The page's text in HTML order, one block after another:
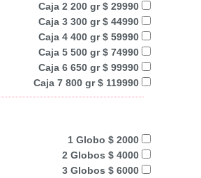
Caja 2 200 gr $ 29990
Caja 3 300 gr $ 44990
Caja 4 400 gr $ 59990
Caja 5 500 gr $ 74990
Caja 6 650 gr $ 99990
Caja 7 800 gr $ 119990
1 Globo $ 2000
2 Globos $ 4000
3 Globos $ 6000